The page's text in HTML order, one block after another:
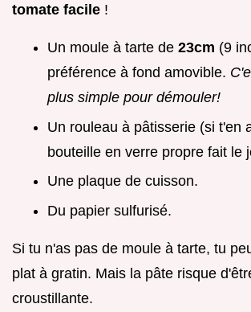
tomate facile !
Un moule à tarte de 23cm (9
préférence à fond amovible.
plus simple pour démouler!
Un rouleau à pâtisserie (si t'en
bouteille en verre propre fait le
Une plaque de cuisson.
Du papier sulfurisé.
Si tu n'as pas de moule à tarte, tu
plat à gratin. Mais la pâte risque
croustillante.